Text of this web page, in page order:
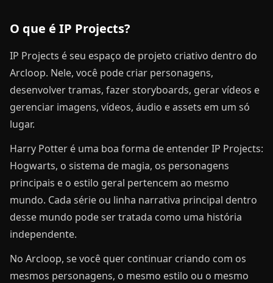
O que é IP Projects?
IP Projects é seu espaço de projeto criativo dentro do
Arcloop. Nele, você pode criar personagens,
desenvolver tramas, fazer storyboards, gerar vídeos e
gerenciar imagens, vídeos, áudio e assets em um só
lugar.
Harry Potter é uma boa forma de entender IP Projects:
Hogwarts, o sistema de magia, os personagens
principais e o estilo geral pertencem ao mesmo
mundo. Cada série ou linha narrativa principal dentro
desse mundo pode ser tratada como uma história
independente.
No Arcloop, se você quer continuar criando com os
mesmos personagens, o mesmo estilo ou o mesmo